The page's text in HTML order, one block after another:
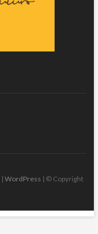
| WordPress | © Copyright